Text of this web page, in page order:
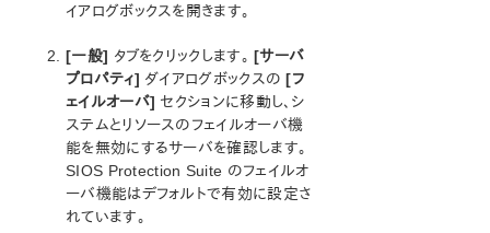
OpenJDKのアップグレード
ユーザガイド
DataKeeper
トラブルシューティング
総合メッセージカタログ
アプリケーションリカバリーキット
イアログボックスを開きます。
[一般] タブをクリックします。[サーバ
プロパティ] ダイアログボックスの[フ
ェイルオーバ] セクションに移動し、シ
ステムとリソースのフェイルオーバ機
能を無効にするサーバを確認します。
SIOS Protection Suite のフェイルオ
ーバ機能はデフォルトで有効に設定さ
れています。